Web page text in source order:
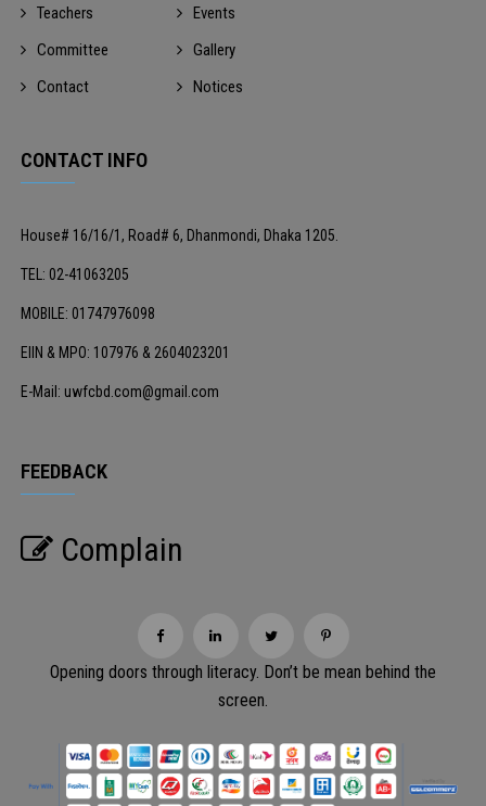
Teachers
Events
Committee
Gallery
Contact
Notices
CONTACT INFO
House# 16/16/1, Road# 6, Dhanmondi, Dhaka 1205.
TEL: 02-41063205
MOBILE: 01747976098
EIIN & MPO: 107976 & 2604023201
E-Mail: uwfcbd.com@gmail.com
FEEDBACK
Complain
Opening doors through literacy. Don’t be mean behind the
screen.